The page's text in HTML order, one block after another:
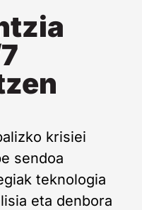
krisiei
sendoa
teknologia
eta denbora